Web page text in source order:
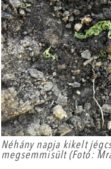
Néhány napja kikelt
megsemmisült (Fotó: